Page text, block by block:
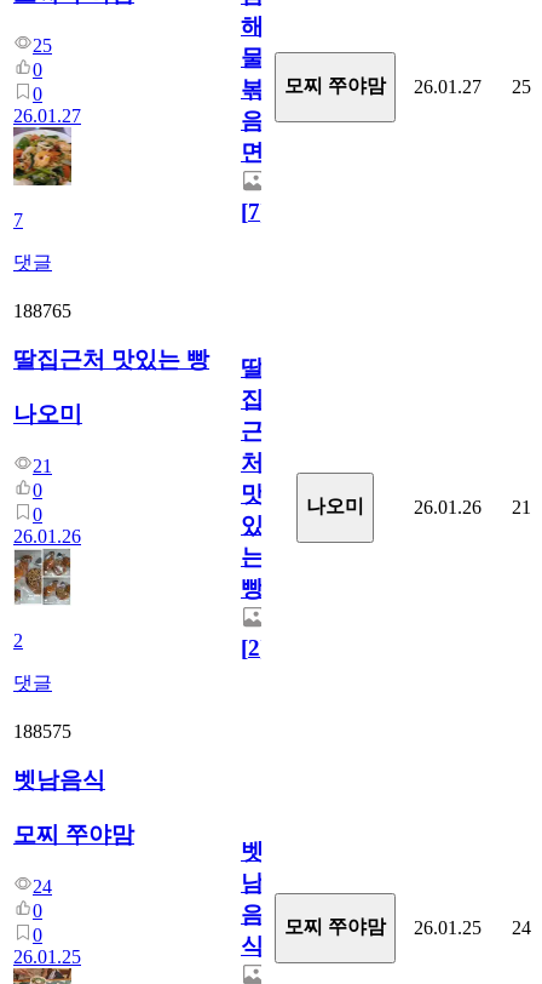
25
0
0
26.01.27
7
댓글
해
물
볶
음
면
[7]
모찌 쭈야맘 26.01.27 25
188765
딸집근처 맛있는 빵
나오미
21
0
0
26.01.26
2
댓글
딸
집
근
처
맛
있
는
빵
[2]
나오미 26.01.26 21
188575
벳남음식
모찌 쭈야맘
24
0
0
26.01.25
벳
남
음
식
모찌 쭈야맘 26.01.25 24